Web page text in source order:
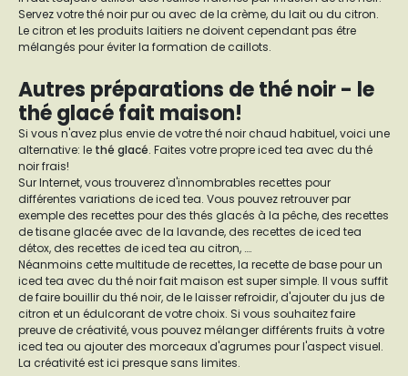
Servez votre thé noir pur ou avec de la crème, du lait ou du citron.
Le citron et les produits laitiers ne doivent cependant pas être
mélangés pour éviter la formation de caillots.
Autres préparations de thé noir - le
thé glacé fait maison!
Si vous n'avez plus envie de votre thé noir chaud habituel, voici une
alternative: le thé glacé. Faites votre propre iced tea avec du thé
noir frais!
Sur Internet, vous trouverez d'innombrables recettes pour
différentes variations de iced tea. Vous pouvez retrouver par
exemple des recettes pour des thés glacés à la pêche, des recettes
de tisane glacée avec de la lavande, des recettes de iced tea
détox, des recettes de iced tea au citron, ….
Néanmoins cette multitude de recettes, la recette de base pour un
iced tea avec du thé noir fait maison est super simple. Il vous suffit
de faire bouillir du thé noir, de le laisser refroidir, d'ajouter du jus de
citron et un édulcorant de votre choix. Si vous souhaitez faire
preuve de créativité, vous pouvez mélanger différents fruits à votre
iced tea ou ajouter des morceaux d'agrumes pour l'aspect visuel.
La créativité est ici presque sans limites.